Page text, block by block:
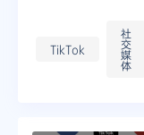
TikTok
社
交
媒
体